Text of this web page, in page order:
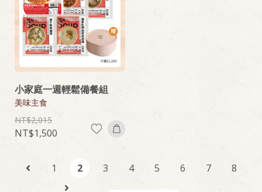
小家庭一週輕鬆備餐組
美味主食
2,015
1,500
1 2 3 4 5 6 7 8